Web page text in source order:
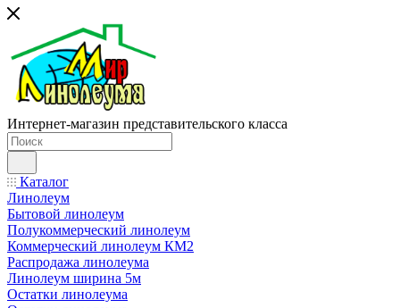
Интернет-магазин представительского класса
Каталог
Линолеум
Бытовой линолеум
Полукоммерческий линолеум
Коммерческий линолеум КМ2
Распродажа линолеума
Линолеум ширина 5м
Остатки линолеума